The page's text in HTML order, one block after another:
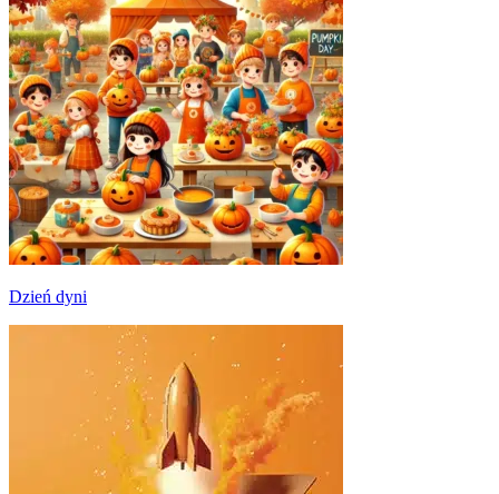
Dzień dyni